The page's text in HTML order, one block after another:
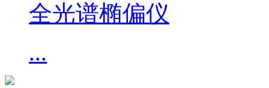
全光谱椭偏仪
...